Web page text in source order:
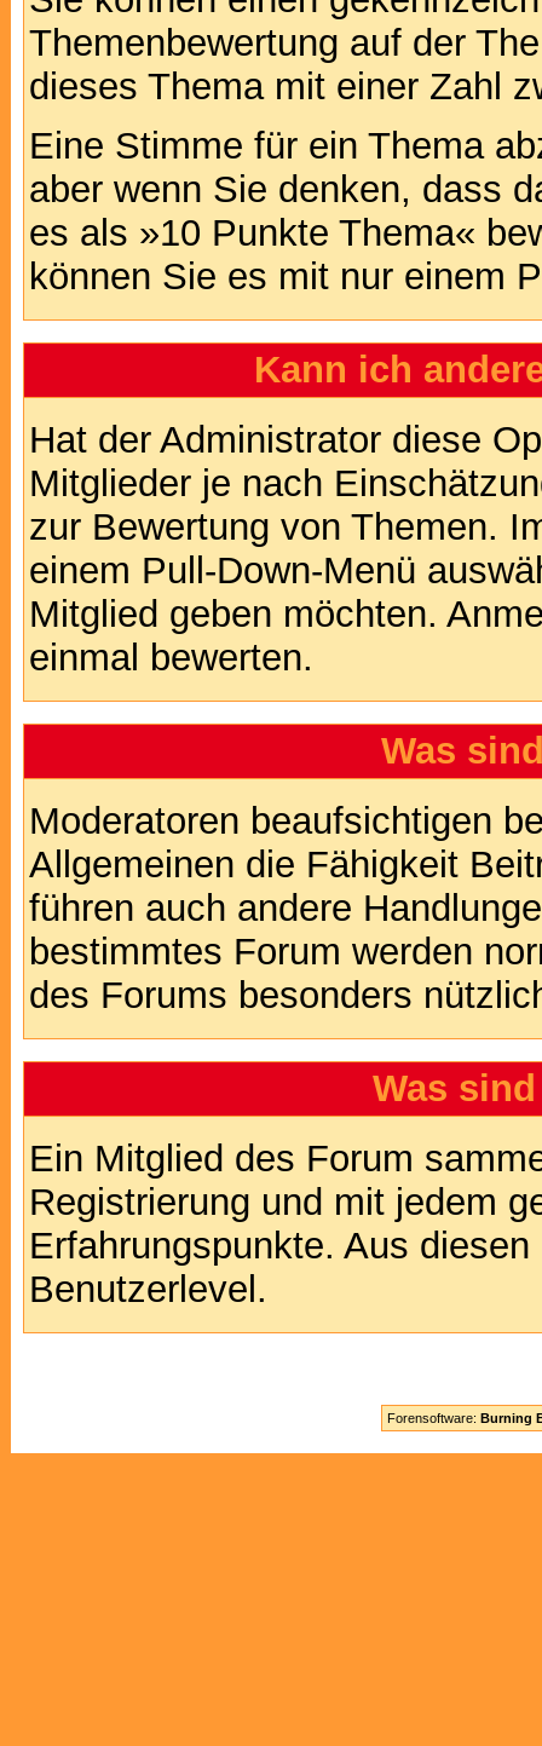
Themenbewertung auf der
dieses Thema mit einer Zahl
Eine Stimme für ein Thema
aber wenn Sie denken, dass
es als »10 Punkte Thema«
können Sie es mit nur einem
Kann ich
Hat der Administrator diese
Mitglieder je nach
zur Bewertung von Themen.
einem Pull-Down-Menü
Mitglied geben möchten.
einmal bewerten.
Was
Moderatoren beaufsichtigen
Allgemeinen die Fähigkeit
führen auch andere
bestimmtes Forum werden
des Forums besonders
Was
Ein Mitglied des Forum
Registrierung und mit jedem
Erfahrungspunkte. Aus
Benutzerlevel.
Forensoftware: Burning